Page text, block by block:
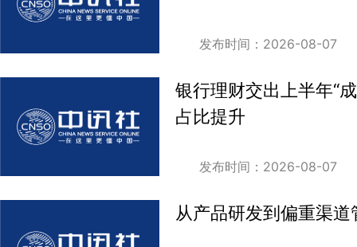
发布时间：2026-08-07
银行理财交出上半年“
占比提升
发布时间：2026-08-07
从产品研发到偏重渠